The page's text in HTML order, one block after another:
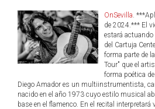
OnSevilla.
de 2024.*** El
estará actuando
del Cartuja
forma parte de
Tour" que el
forma poética
Diego Amador es un multiinstrumentista,
nacido en el año 1973 cuyo estilo musical
base en el flamenco. En el recital